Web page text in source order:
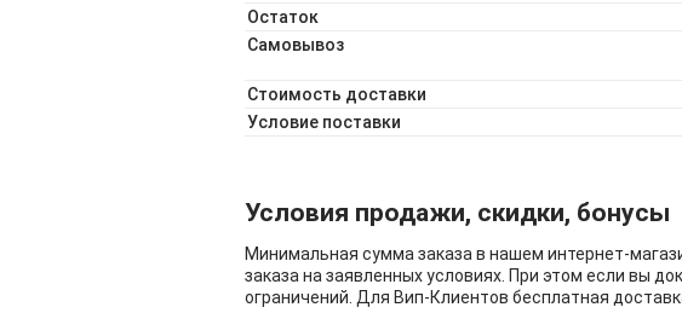
Остаток
Самовывоз
Стоимость доставки
Условие поставки
Условия продажи, скидки, бонусы
Минимальная сумма заказа в нашем интернет-
заказа на заявленных условиях. При этом если вы
ограничений. Для Вип-Клиентов бесплатная